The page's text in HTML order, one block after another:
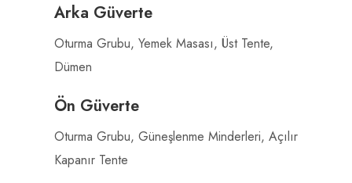
Arka Güverte
Oturma Grubu, Yemek Masası, Üst Tente,
Dümen
Ön Güverte
Oturma Grubu, Güneşlenme Minderleri, Açılır
Kapanır Tente